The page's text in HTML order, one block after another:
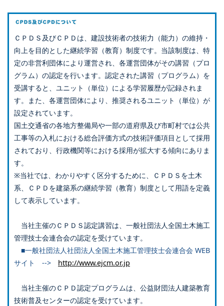
ＣＰＤＳ及びＣＰＤは、建設技術者の技術力（能力）の維持・
向上を目的とした継続学習（教育）制度です。当該制度は、特
定の非営利団体により運営され、各運営団体がその講習（プロ
グラム）の認定を行います。認定された講習（プログラム）を
受講すると、ユニット（単位）による学習履歴が記録されま
す。また、各運営団体により、推奨されるユニット（単位）が
設定されています。
国土交通省の各地方整備局や一部の道府県及び市町村では公共
工事等の入札における総合評価方式の技術評価項目として採用
されており、行政機関等における採用が拡大する傾向にありま
す。
※当社では、わかりやすく区分するために、ＣＰＤＳを土木
系、ＣＰＤを建築系の継続学習（教育）制度として用語を定義
して表示しています。
当社主催のＣＰＤＳ認定講習は、一般社団法人全国土木施工
管理技士会連合会の認定を受けています。
■一般社団法人社団法人全国土木施工管理技士会連合会 WEB
サイト --> http://www.ejcm.or.jp
当社主催のＣＰＤ認定プログラムは、公益財団法人建築教育
技術普及センターの認定を受けています。